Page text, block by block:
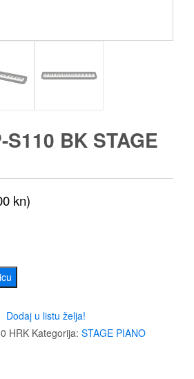
S110 BK STAGE
kn)
Dodaj u listu želja!
HRK Kategorija: STAGE PIANO